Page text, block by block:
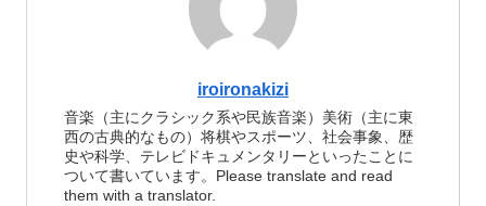
iroironakizi
音楽（主にクラシック系や民族音楽）美術（主に東
西の古典的なもの）将棋やスポーツ、社会事象、歴
史や科学、テレビドキュメンタリーといったことに
ついて書いています。Please translate and read
them with a translator.